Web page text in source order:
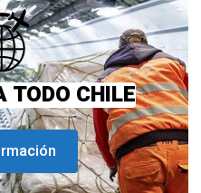
TODO CHILE